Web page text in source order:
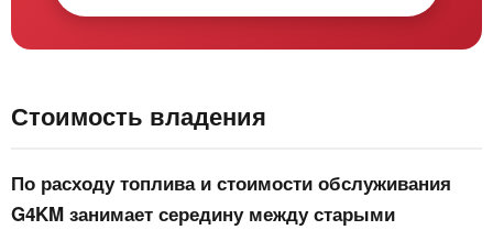
Стоимость владения
По расходу топлива и стоимости обслуживания
G4KM занимает середину между старыми